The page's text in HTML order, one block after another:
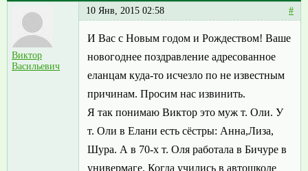
Виктор
Васильевич
10 Янв, 2015 02:58 #
И Вас с Новым годом и Рождеством! Ваше
новогоднее поздравление адресованное
еланцам куда-то исчезло по не известным
причинам. Просим нас извинить.
Я так понимаю Виктор это муж т. Оли. У
т. Оли в Елани есть сёстры: Анна,Лиза,
Шура. А в 70-х т. Оля работала в Бичуре в
универмаге. Когда учились в автошколе